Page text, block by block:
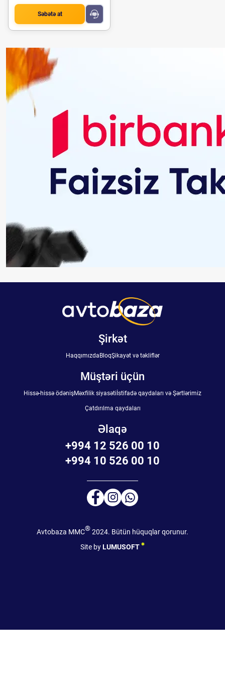
Səbətə at
Şirkət
HaqqımızdaBloqŞikayət və təkliflər
Müştəri üçün
Hissə-hissə ödənişMəxfilik siyasətiİstifadə qaydaları və Şərtlərimiz
Çatdırılma qaydaları
Əlaqə
+994 12 526 00 10
+994 10 526 00 10
Avtobaza MMC®2024. Bütün hüquqlar qorunur.
Site byLUMUSOFT